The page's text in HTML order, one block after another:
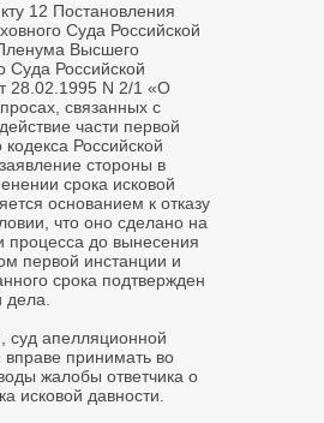
12 Постановления
Суда Российской
Высшего
Суда Российской
28.02.1995 N 2/1 «О
связанных с
части первой
кодекса Российской
стороны в
срока исковой
основанием к отказу
что оно сделано на
процесса до вынесения
первой инстанции и
срока подтвержден
суд апелляционной
вправе принимать во
жалобы ответчика о
исковой давности.